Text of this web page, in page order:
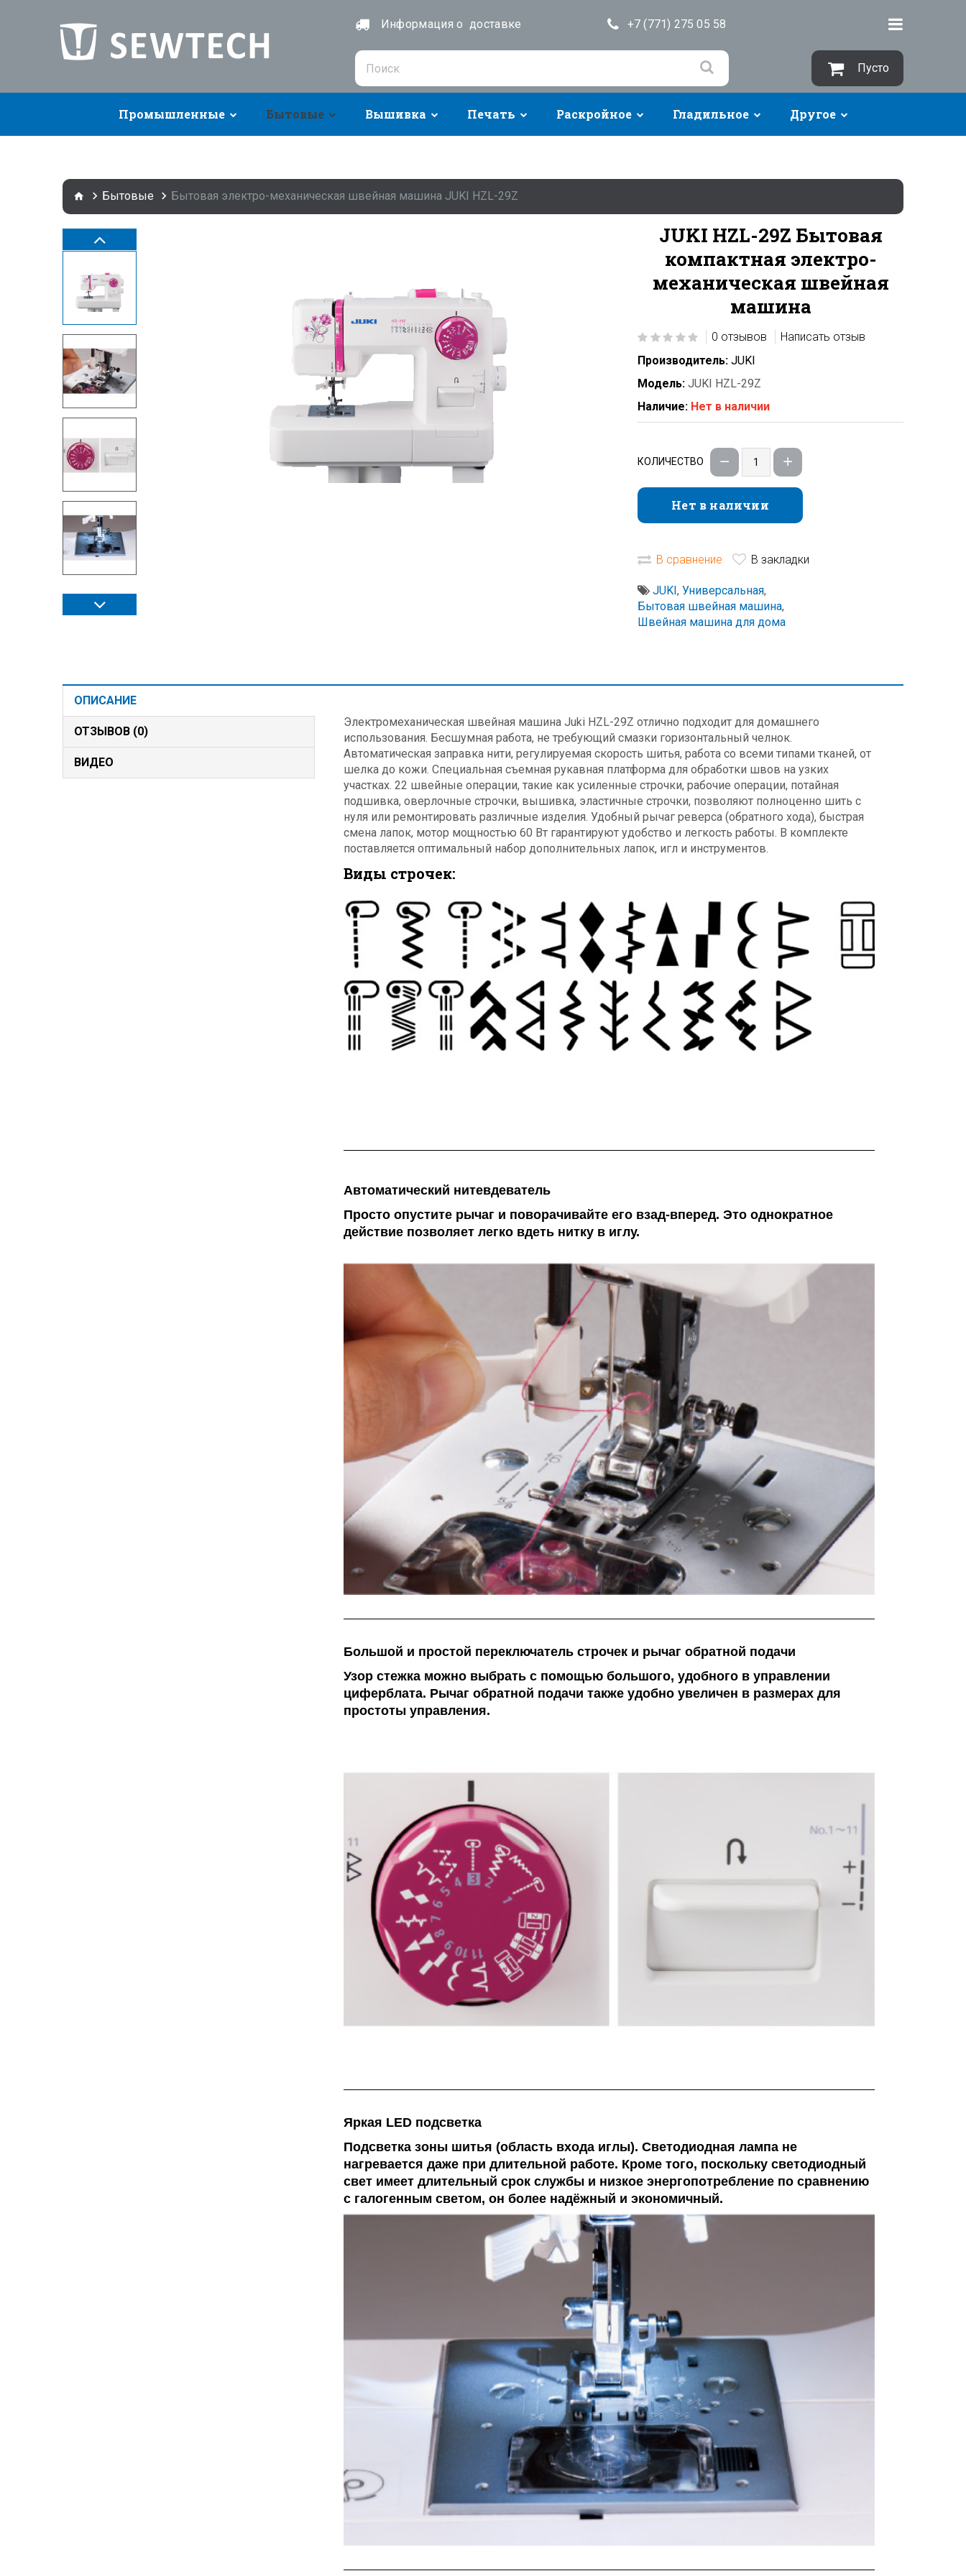
Информация о доставке +7 (771) 275 05 58
Пусто
Промышленные Бытовые Вышивка Печать Раскройное Гладильное Другое
Бытовые Бытовая электро-механическая швейная машина JUKI HZL-29Z
JUKI HZL-29Z Бытовая
компактная электро-
механическая швейная
машина
0 отзывов
Написать отзыв
Производитель: JUKI
Модель: JUKI HZL-29Z
Наличие: Нет в наличии
КОЛИЧЕСТВО
Нет в наличии
Нет в наличии
В сравнение В закладки
JUKI, Универсальная,
Бытовая швейная машина,
Швейная машина для дома
ОПИСАНИЕ
ОТЗЫВОВ (0)
ВИДЕО
Электромеханическая швейная машина Juki HZL-29Z отлично подходит для домашнего
использования. Бесшумная работа, не требующий смазки горизонтальный челнок.
Автоматическая заправка нити, регулируемая скорость шитья, работа со всеми типами тканей, от
шелка до кожи. Специальная съемная рукавная платформа для обработки швов на узких
участках. 22 швейные операции, такие как усиленные строчки, рабочие операции, потайная
подшивка, оверлочные строчки, вышивка, эластичные строчки, позволяют полноценно шить с
нуля или ремонтировать различные изделия. Удобный рычаг реверса (обратного хода), быстрая
смена лапок, мотор мощностью 60 Вт гарантируют удобство и легкость работы. В комплекте
поставляется оптимальный набор дополнительных лапок, игл и инструментов.
Виды строчек:
Автоматический нитевдеватель
Просто опустите рычаг и поворачивайте его взад-вперед. Это однократное
действие позволяет легко вдеть нитку в иглу.
Большой и простой переключатель строчек и рычаг обратной подачи
Узор стежка можно выбрать с помощью большого, удобного в управлении
циферблата. Рычаг обратной подачи также удобно увеличен в размерах для
простоты управления.
Яркая LED подсветка
Подсветка зоны шитья (область входа иглы). Светодиодная лампа не
нагревается даже при длительной работе. Кроме того, поскольку светодиодный
свет имеет длительный срок службы и низкое энергопотребление по сравнению
с галогенным светом, он более надёжный и экономичный.